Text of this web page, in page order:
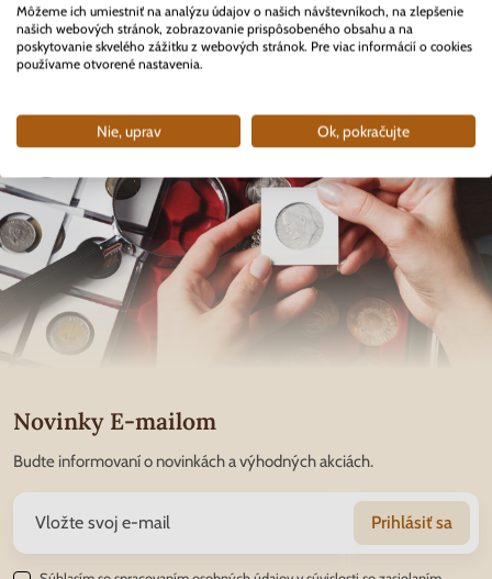
Zákazníkmi overený eshop
cezHeureka.sk
Rýchle doručenie tovaru skladom
a kvalitný zákaznícky servis
Novinky E-mailom
Budte informovaní o novinkách a výhodných akciách.
Prihlásiť sa
Môžeme ich umiestniť na analýzu údajov o našich návštevníkoch, na zlepšenie
našich webových stránok, zobrazovanie prispôsobeného obsahu a na
poskytovanie skvelého zážitku z webových stránok. Pre viac informácií o cookies
používame otvorené nastavenia.
Nie, uprav Ok, pokračujte